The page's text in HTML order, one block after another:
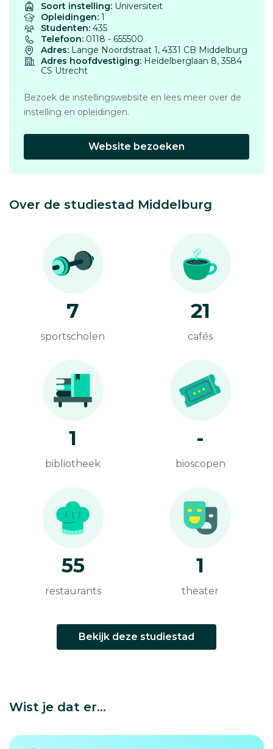
Soort instelling: Universiteit
Opleidingen: 1
Studenten: 435
Telefoon: 0118 - 655500
Adres: Lange Noordstraat 1, 4331 CB Middelburg
Adres hoofdvestiging: Heidelberglaan 8, 3584
CS Utrecht
Bezoek de instellingswebsite en lees meer over de
instelling en opleidingen.
Website bezoeken
Over de studiestad Middelburg
7
sportscholen
21
cafés
1
bibliotheek
-
bioscopen
55
restaurants
1
theater
Bekijk deze studiestad
Wist je dat er...